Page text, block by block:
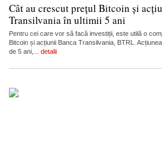
Cât au crescut prețul Bitcoin și
Transilvania în ultimii 5 ani
Pentru cei care vor să facă investiții, este utilă o
Bitcoin și acțiunii Banca Transilvania, BTRL.
de 5 ani,... detalii